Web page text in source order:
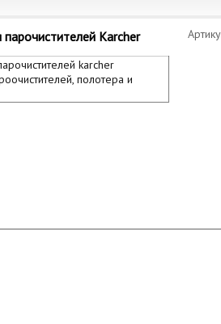
Karcher